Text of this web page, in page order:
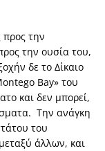
την
την ουσία του,
δε το Δίκαιο
Bay» του
και δεν μπορεί,
Την ανάγκη
του
άλλων, και